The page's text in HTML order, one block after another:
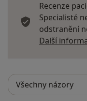
Recenze
Specialisté
odstranění
Další